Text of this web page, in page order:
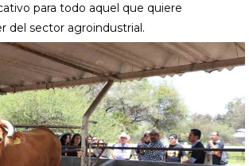
para todo aquel que quiere
del sector agroindustrial.